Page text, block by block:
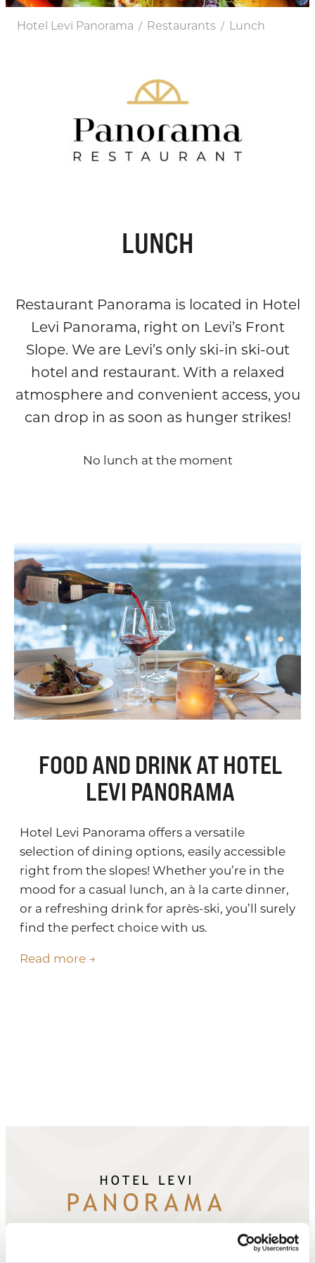
Hotel Levi Panorama / Restaurants / Lunch
LUNCH
Restaurant Panorama is located in Hotel
Levi Panorama, right on Levi’s Front
Slope. We are Levi’s only ski-in ski-out
hotel and restaurant. With a relaxed
atmosphere and convenient access, you
can drop in as soon as hunger strikes!
No lunch at the moment
FOOD AND DRINK AT HOTEL
LEVI PANORAMA
Hotel Levi Panorama offers a versatile
selection of dining options, easily accessible
right from the slopes! Whether you’re in the
mood for a casual lunch, an à la carte dinner,
or a refreshing drink for après-ski, you’ll surely
find the perfect choice with us.
Read more →